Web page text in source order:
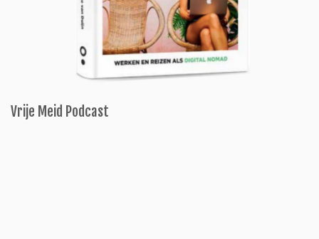
Vrije Meid Podcast